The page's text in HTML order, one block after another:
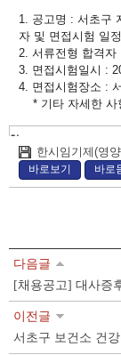
1. 공고명 : 서초구
자 및 면접시험 일
2. 서류전형 합격
3. 면접시험일시 :
4. 면접시험장소 :
* 기타 자세한 사
첨
부
일
한시임기제(영
바로보기 바로
다음글
이전글